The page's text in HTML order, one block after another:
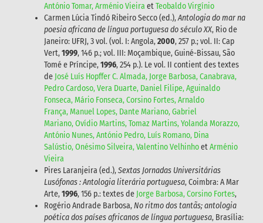
António Tomar, Arménio Vieira etTeobaldo Virgínio
Carmen Lúcia Tindó Ribeiro Secco (ed.),Antologia do mar na
poesia africana de língua portuguesa do século XX, Rio de
Janeiro: UFRJ, 3 vol. (vol. I: Angola,2000, 257 p.; vol. II: Cap
Vert,1999, 146 p.; vol. III: Moçambique, Guiné-Bissau, São
Tomé e Príncipe,1996, 254 p.). Le vol. II contient des textes
de José Luís Hopffer C. Almada, Jorge Barbosa, Canabrava,
Pedro Cardoso, Vera Duarte, Daniel Filipe, Aguinaldo
Fonseca, Mário Fonseca, Corsino Fortes, Arnaldo
França, Manuel Lopes, Dante Mariano, Gabriel
Mariano, Ovídio Martins, Tomaz Martins, Yolanda Morazzo,
António Nunes, António Pedro, Luís Romano, Dina
Salústio, Onésimo Silveira, Valentino VelhinhoetArménio
Vieira
Pires Laranjeira (ed.),Sextas Jornadas Universitárias
Lusófonas :Antologia literária portuguesa, Coimbra: A Mar
Arte,1996, 156 p.: textes de Jorge Barbosa, Corsino Fortes,
Rogério Andrade Barbosa,No ritmo dos tantãs; antologia
poética dos países africanos de língua portuguesa, Brasília: